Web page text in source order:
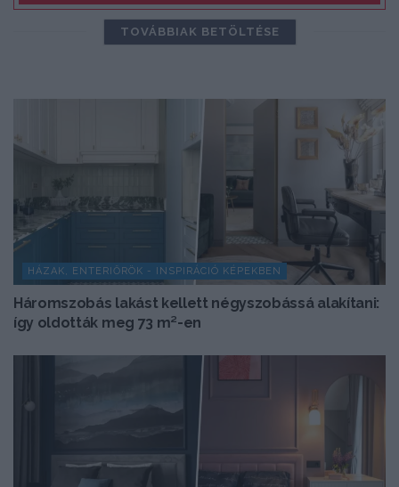
TOVÁBBIAK BETÖLTÉSE
HÁZAK, ENTERIŐRÖK - INSPIRÁCIÓ KÉPEKBEN
Háromszobás lakást kellett négyszobássá alakítani:
így oldották meg 73 m²-en